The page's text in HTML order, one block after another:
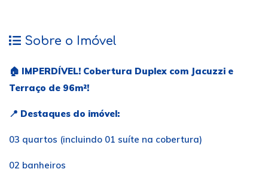
Sobre o Imóvel
🏠 IMPERDÍVEL! Cobertura Duplex com Jacuzzi e
Terraço de 96m²!
📍 Destaques do imóvel:
03 quartos (incluindo 01 suíte na cobertura)
02 banheiros